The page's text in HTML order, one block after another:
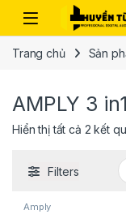
Trang chủ Sản
AMPLY 3
Hiển thị tất cả 2 kết
Filters
Amply